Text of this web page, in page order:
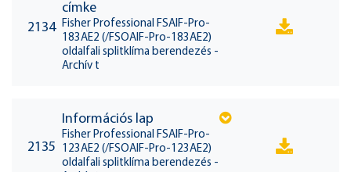
2134
címke
Fisher Professional FSAIF-Pro-
183AE2 (/FSOAIF-Pro-183AE2)
oldalfali splitklíma berendezés -
Archív t
2135
Információs lap
Fisher Professional FSAIF-Pro-
123AE2 (/FSOAIF-Pro-123AE2)
oldalfali splitklíma berendezés -